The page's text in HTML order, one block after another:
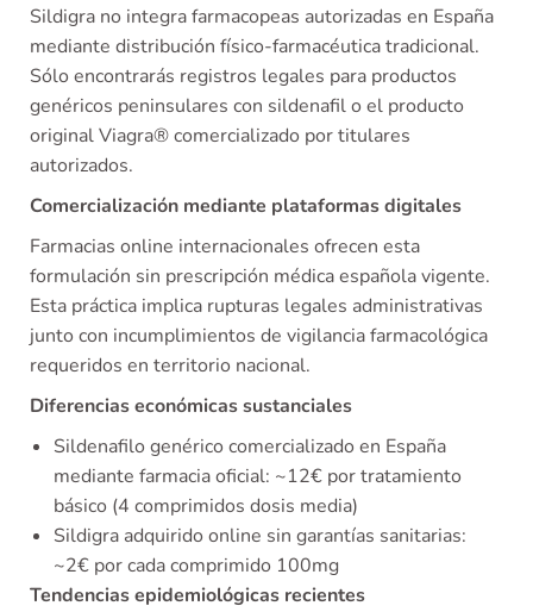
Sildigra no integra farmacopeas autorizadas en España
mediante distribución físico-farmacéutica tradicional.
Sólo encontrarás registros legales para productos
genéricos peninsulares con sildenafil o el producto
original Viagra® comercializado por titulares
autorizados.
Comercialización mediante plataformas digitales
Farmacias online internacionales ofrecen esta
formulación sin prescripción médica española vigente.
Esta práctica implica rupturas legales administrativas
junto con incumplimientos de vigilancia farmacológica
requeridos en territorio nacional.
Diferencias económicas sustanciales
Sildenafilo genérico comercializado en España
mediante farmacia oficial: ~12€ por tratamiento
básico (4 comprimidos dosis media)
Sildigra adquirido online sin garantías sanitarias:
~2€ por cada comprimido 100mg
Tendencias epidemiológicas recientes